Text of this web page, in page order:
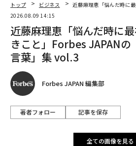
トップ ビジネス
近藤麻理恵「悩んだ時に
2026.08.09 14:15
近藤麻理恵「悩んだ時に
きこと」Forbes JAPANの
言葉」集 vol.3
Forbes JAPAN 編集部
著者フォロー 記事を保存
全ての画像を見る